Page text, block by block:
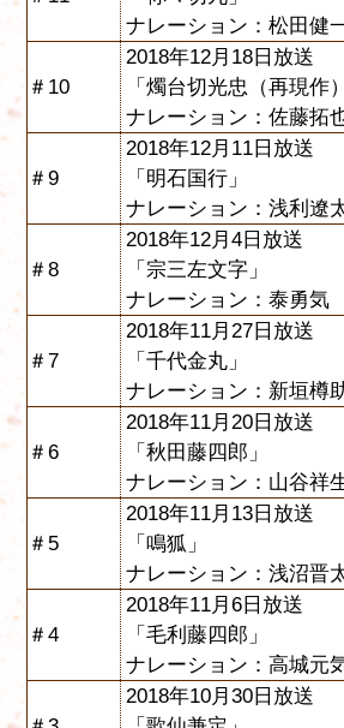
ナレーション：松田健
＃10
2018年12月18日放送
「燭台切光忠（再現作
ナレーション：佐藤拓
＃9
2018年12月11日放送
「明石国行」
ナレーション：浅利遼
＃8
2018年12月4日放送
「宗三左文字」
ナレーション：泰勇気
＃7
2018年11月27日放送
「千代金丸」
ナレーション：新垣樽
＃6
2018年11月20日放送
「秋田藤四郎」
ナレーション：山谷祥
＃5
2018年11月13日放送
「鳴狐」
ナレーション：浅沼晋
＃4
2018年11月6日放送
「毛利藤四郎」
ナレーション：高城元
2018年10月30日放送